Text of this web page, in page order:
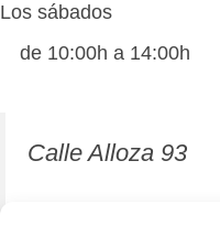
Los sábados
de 10:00h a 14:00h
Calle Alloza 93